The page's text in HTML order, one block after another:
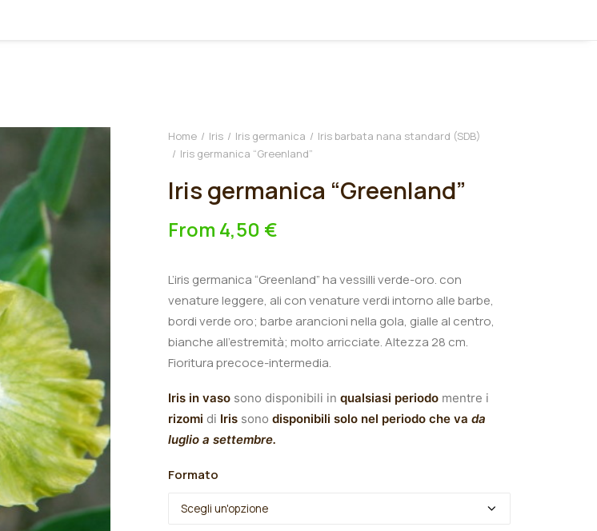
Home Iris Iris germanica
Iris barbata nana standard (SDB)
Iris germanica “Greenland”
Iris germanica “Greenland”
From 4,50 €
L’iris germanica “Greenland” ha vessilli verde-oro. con
venature leggere, ali con venature verdi intorno alle barbe,
bordi verde oro; barbe arancioni nella gola, gialle al centro,
bianche all’estremità; molto arricciate.Altezza 28 cm.
Fioritura precoce-intermedia.
Iris in vaso sono disponibili in qualsiasi periodo mentre i
rizomi di Iris sono disponibili solo nel periodo che va da
luglio a settembre.
Formato